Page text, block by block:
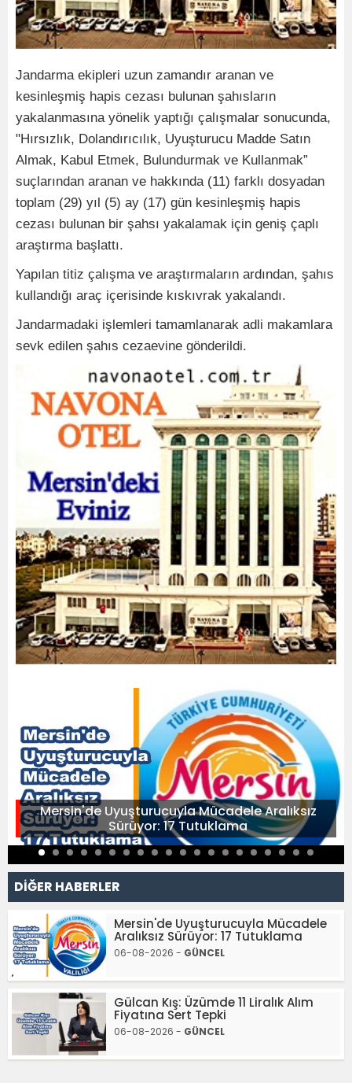
Jandarma ekipleri uzun zamandır aranan ve
kesinleşmiş hapis cezası bulunan şahısların
yakalanmasına yönelik yaptığı çalışmalar sonucunda,
"Hırsızlık, Dolandırıcılık, Uyuşturucu Madde Satın
Almak, Kabul Etmek, Bulundurmak ve Kullanmak”
suçlarından aranan ve hakkında (11) farklı dosyadan
toplam (29) yıl (5) ay (17) gün kesinleşmiş hapis
cezası bulunan bir şahsı yakalamak için geniş çaplı
araştırma başlattı.
Yapılan titiz çalışma ve araştırmaların ardından, şahıs
kullandığı araç içerisinde kıskıvrak yakalandı.
Jandarmadaki işlemleri tamamlanarak adli makamlara
sevk edilen şahıs cezaevine gönderildi.
Mersin'de Uyuşturucuyla Mücadele Aralıksız
Sürüyor: 17 Tutuklama
DİĞER HABERLER
Mersin'de Uyuşturucuyla Mücadele
Aralıksız Sürüyor: 17 Tutuklama
06-08-2026 - GÜNCEL
Gülcan Kış: Üzümde 11 Liralık Alım
Fiyatına Sert Tepki
06-08-2026 - GÜNCEL